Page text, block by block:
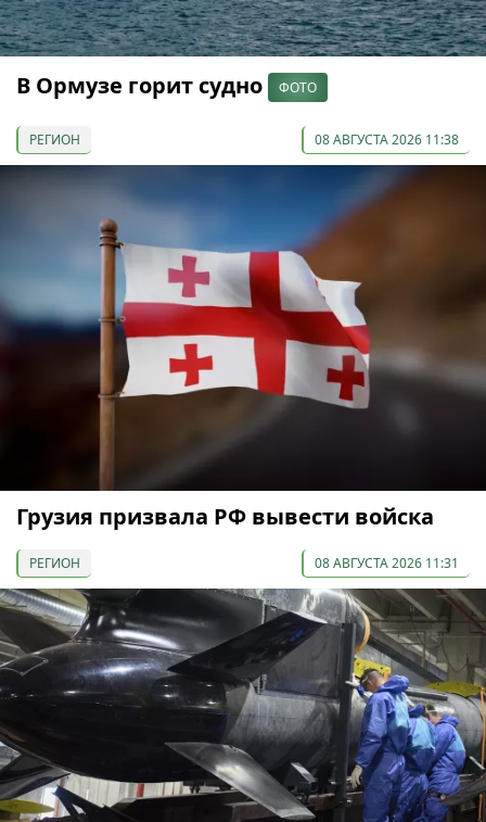
В Ормузе горит судно ФОТО
РЕГИОН 08 АВГУСТА 2026 11:38
Грузия призвала РФ вывести войска
РЕГИОН 08 АВГУСТА 2026 11:31